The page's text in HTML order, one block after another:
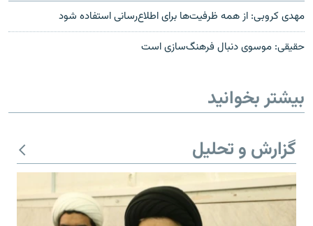
مهدی کروبی: از همه ظرفیت‌ها برای اطلاع‌رسانی استفاده شود
حقیقی: موسوی دنبال فرهنگ‌سازی است
بیشتر بخوانید
گزارش و تحلیل